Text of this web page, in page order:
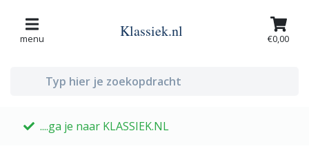
menu Klassiek.nl €0,00
....ga je naar KLASSIEK.NL